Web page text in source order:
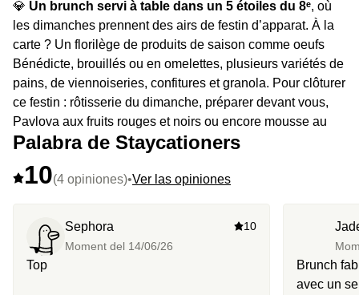
💎 Un brunch servi à table dans un 5 étoiles du 8ᵉ, où
les dimanches prennent des airs de festin d’apparat. À la
carte ? Un florilège de produits de saison comme oeufs
Bénédicte, brouillés ou en omelettes, plusieurs variétés de
pains, de viennoiseries, confitures et granola. Pour clôturer
ce festin : rôtisserie du dimanche, préparer devant vous,
Pavlova aux fruits rouges et noirs ou encore mousse au
chocolat gran cru. Le tout, dans un restaurant
Bruno Verjus, chef éco-engagé et épicurien radical.
Écotable et dans décor digne d’un roman de Stendhal.
Palabra de Staycationers
10(4 opiniones)•Ver las opiniones
Sephora
Moment del 14/06/26
10
Top
Brunch
avec un